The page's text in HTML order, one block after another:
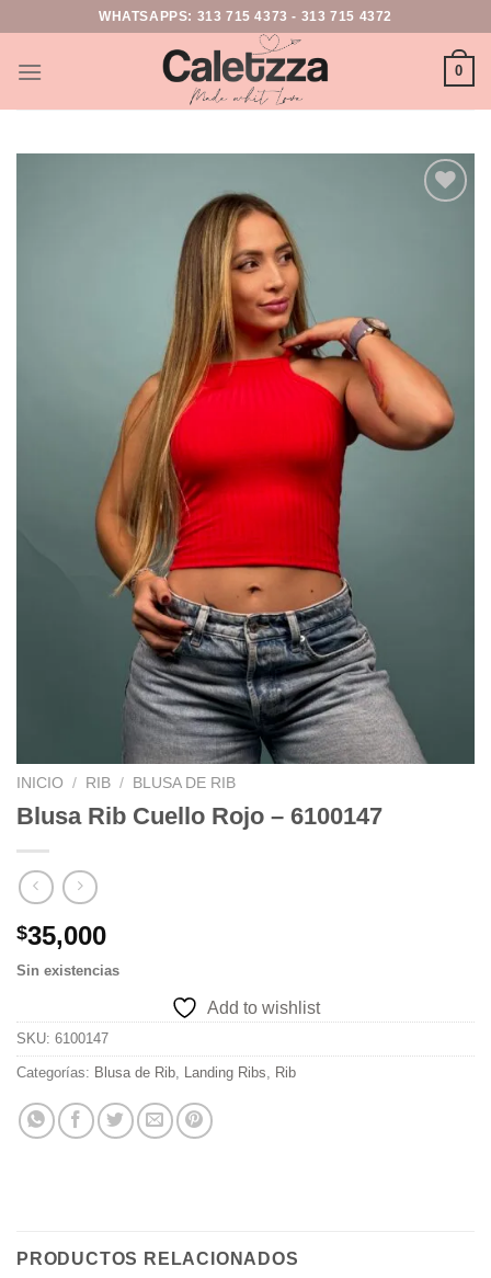
WHATSAPPS: 313 715 4373 - 313 715 4372
0
INICIO / RIB / BLUSA DE RIB
Blusa Rib Cuello Rojo – 6100147
$35,000
Sin existencias
Add to wishlist
SKU: 6100147
Categorías: Blusa de Rib Landing Ribs Rib
PRODUCTOS RELACIONADOS